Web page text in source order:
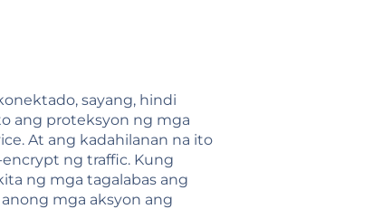
sayang, hindi
ang proteksyon ng mga
At ang kadahilanan na ito
ng traffic. Kung
ng mga tagalabas ang
mga aksyon ang